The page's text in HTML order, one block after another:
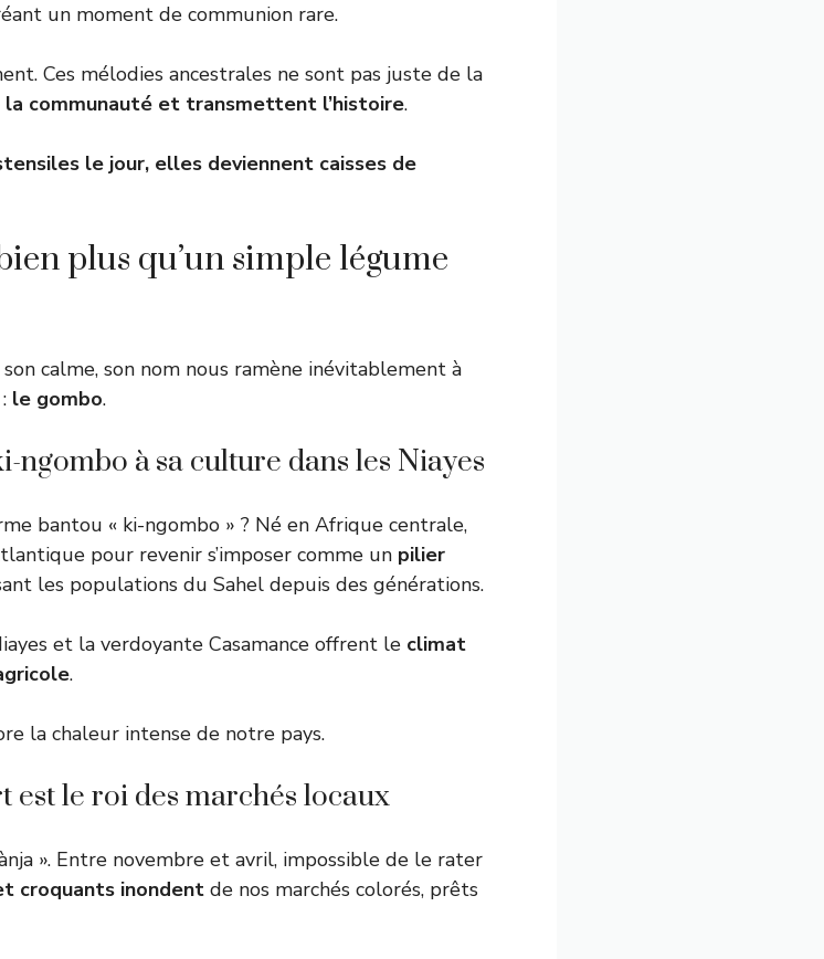
un moment de communion rare.
Ces mélodies ancestrales ne sont pas juste de la
la communauté et transmettent l’histoire.
le jour, elles deviennent caisses de
plus qu’un simple légume
calme, son nom nous ramène inévitablement à
le gombo.
ngombo à sa culture dans les Niayes
bantou « ki-ngombo » ? Né en Afrique centrale,
pour revenir s’imposer comme un pilier
les populations du Sahel depuis des générations.
et la verdoyante Casamance offrent le climat
.
la chaleur intense de notre pays.
le roi des marchés locaux
». Entre novembre et avril, impossible de le rater
croquants inondent de nos marchés colorés, prêts